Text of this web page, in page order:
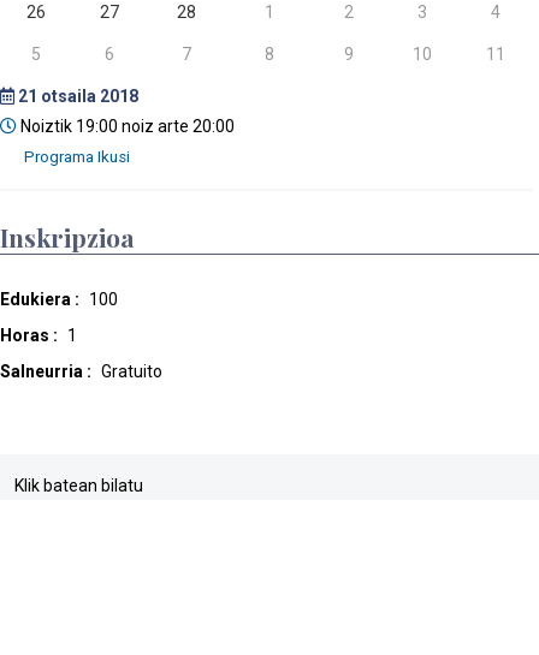
26 27 28 1 2 3 4
5 6 7 8 9 10 11
21 otsaila 2018
Noiztik 19:00 noiz arte 20:00
Inskripzioa
Edukiera :
100
Horas :
1
Salneurria : Gratuito
Klik batean bilatu